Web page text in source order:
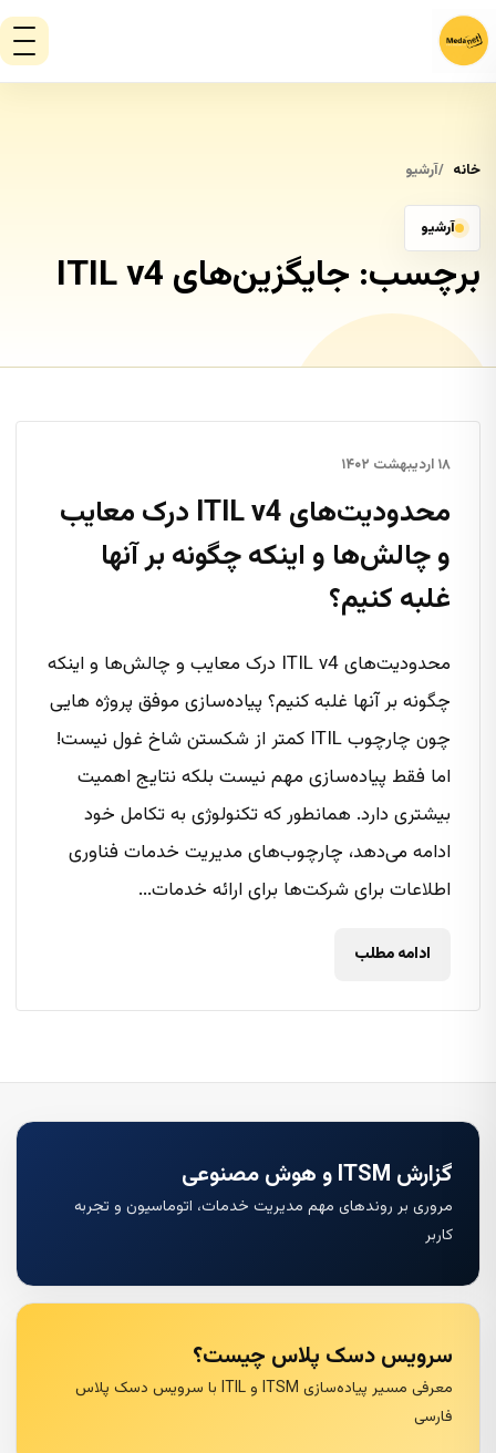
خانه آرشیو
آرشیو
برچسب: جایگزین‌های ITIL v4
۱۸ اردیبهشت ۱۴۰۲
محدودیت‌های ITIL v4 درک معایب
و چالش‌ها و اینکه چگونه بر آنها
غلبه کنیم؟
محدودیت‌های ITIL v4 درک معایب و چالش‌ها و اینکه
چگونه بر آنها غلبه کنیم؟ پیاده‌سازی موفق پروژه هایی
چون چارچوب ITIL کمتر از شکستن شاخ غول نیست!
اما فقط پیاده‌سازی مهم نیست بلکه نتایج اهمیت
بیشتری دارد. همانطور که تکنولوژی به تکامل خود
ادامه می‌دهد، چارچوب‌های مدیریت خدمات فناوری
اطلاعات برای شرکت‌ها برای ارائه خدمات...
ادامه مطلب
گزارش ITSM و هوش مصنوعی
مروری بر روندهای مهم مدیریت خدمات، اتوماسیون و تجربه
کاربر
سرویس دسک پلاس چیست؟
معرفی مسیر پیاده‌سازی ITSM و ITIL با سرویس دسک پلاس
فارسی